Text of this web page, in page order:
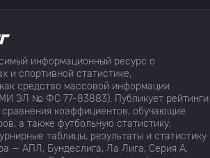
информационный ресурс о
и спортивной статистике,
средство массовой информации
ЭЛ № ФС 77-83883). Публикует рейтинги
сравнения коэффициентов, обучающие
а также футбольную статистику:
таблицы, результаты и статистику
— АПЛ, Бундеслига, Ла Лига, Серия А,